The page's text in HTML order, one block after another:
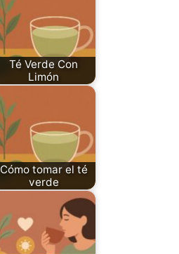
Té Verde Con
Limón
Cómo tomar el té
verde